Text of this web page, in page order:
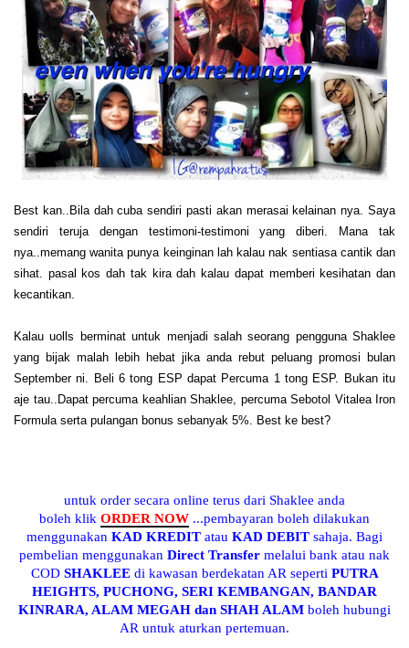
Best kan..Bila dah cuba sendiri pasti akan merasai kelainan nya. Saya
sendiri teruja dengan testimoni-testimoni yang diberi. Mana tak
nya..memang wanita punya keinginan lah kalau nak sentiasa cantik dan
sihat. pasal kos dah tak kira dah kalau dapat memberi kesihatan dan
kecantikan.
Kalau uolls berminat untuk menjadi salah seorang pengguna Shaklee
yang bijak malah lebih hebat jika anda rebut peluang promosi bulan
September ni. Beli 6 tong ESP dapat Percuma 1 tong ESP. Bukan itu
aje tau..Dapat percuma keahlian Shaklee, percuma Sebotol Vitalea Iron
Formula serta pulangan bonus sebanyak 5%. Best ke best?
untuk order secara online terus dari Shaklee anda
boleh klik ORDER NOW ...pembayaran boleh dilakukan
menggunakan KAD KREDIT atau KAD DEBIT sahaja. Bagi
pembelian menggunakan Direct Transfer melalui bank atau nak
COD SHAKLEEdi kawasan berdekatan AR seperti PUTRA
HEIGHTS, PUCHONG, SERI KEMBANGAN, BANDAR
KINRARA, ALAM MEGAH dan SHAH ALAM boleh hubungi
AR untuk aturkan pertemuan.